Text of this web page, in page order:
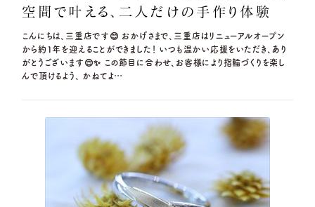
空間で叶える、二人だけの手作り体験
こんにちは、三重店です😊 おかげさまで、三重店はリニューアルオープン
から約1年を迎えることができました！ いつも温かい応援をいただき、あり
がとうございます😌✨ この節目に合わせ、お客様により指輪づくりを楽し
んで頂けるよう、 かねてよ…